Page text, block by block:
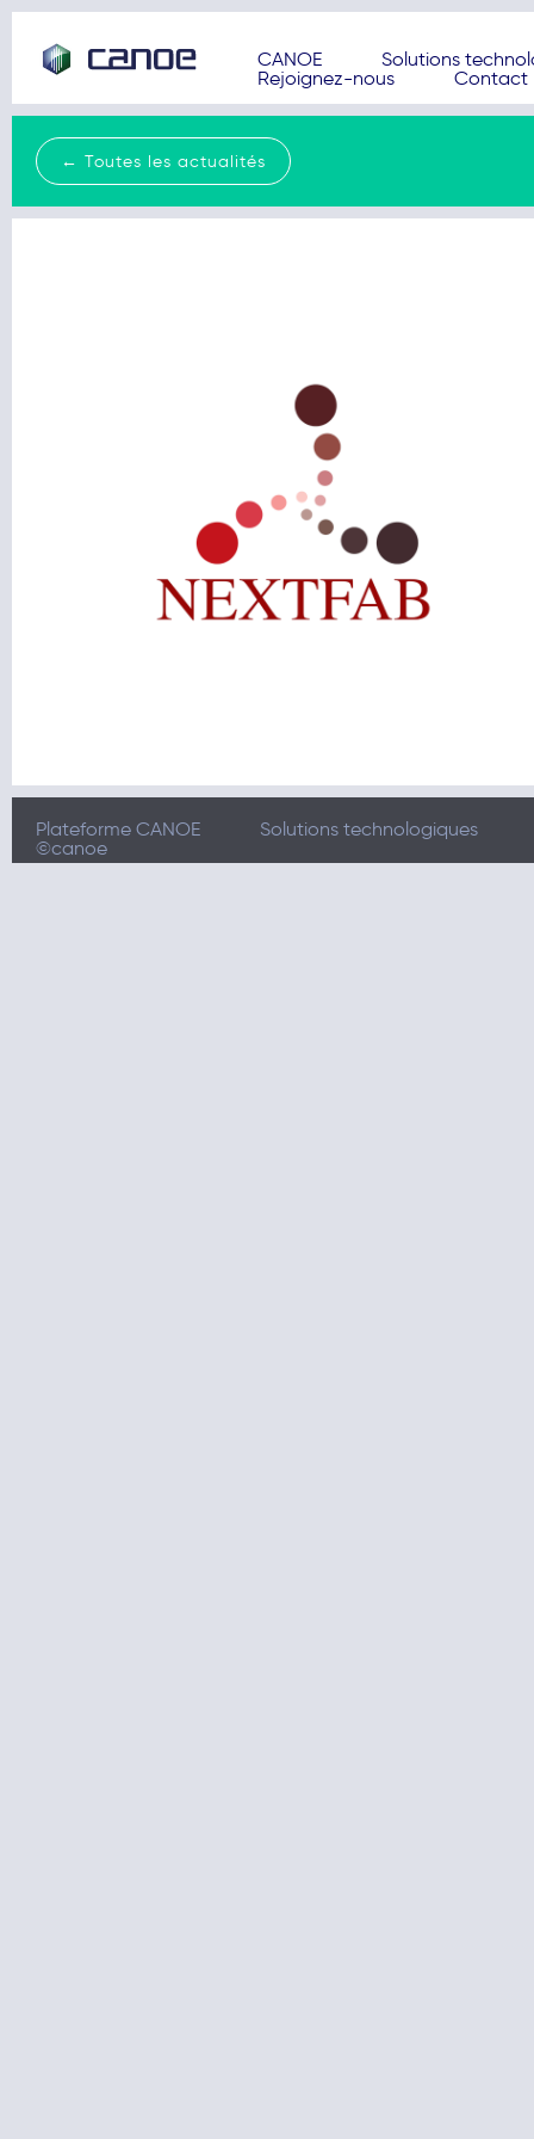
CANOE
Solutions
Rejoignez-nous
Contact
← Toutes les actualités
Plateforme CANOE
Solutions technologiques
©canoe